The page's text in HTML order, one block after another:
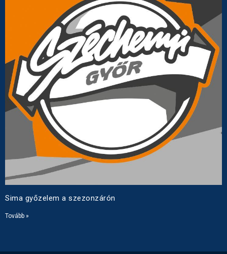
Sima győzelem a szezonzárón
Tovább »